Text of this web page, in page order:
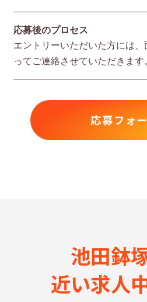
応募後のプロセス
エントリーいただいた⽅には
ってご連絡させていただきます
応募フォ
池田鉢
近い求⼈